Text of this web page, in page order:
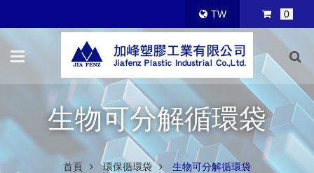
0
TW
生物可分解循環袋
首頁 環保循環袋 生物可分解循環袋